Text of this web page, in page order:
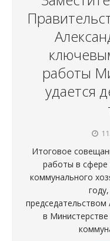
работы
удается
Итоговое
работы в сфере
коммунального
в